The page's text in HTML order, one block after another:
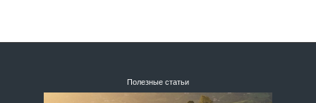
Полезные статьи